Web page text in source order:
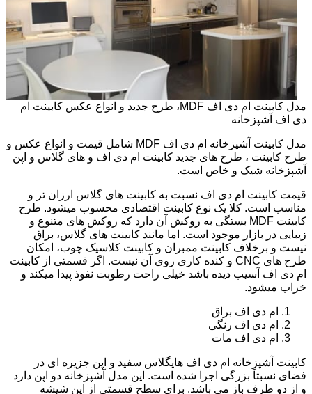
مدل کابینت ام دی اف MDF، طرح جدید و انواع عکس کابینت ام
دی اف آشپزخانه
مدل کابینت آشپزخانه ام دی اف MDF شامل قیمت و انواع عکس و
طرح کابینت ، طرح های جدید کابینت ام دی اف و های گلاس و اپن
آشپزخانه شیک و خاص است.
قیمت کابینت ام دی اف نسبت به کابینت های گلاس ارزان تر و
مناسب است. کلا یک نوع کابینت اقتصادی محسوب میشود. طرح
کابینت MDF بستگی به روکش آن دارد که روکش های متنوع و
زیبایی در بازار موجود است. اما مانند کابینت های گلاس، براق
نیست و برخلاف کابینت ممبران و کابینت کلاسیک چوب، امکان
طرح های CNC و کنده کاری روی آن نیست. اگر قسمتی از کابینت
ام دی اف آسیب دیده باشد خیلی راحت رطوبت نفوذ پیدا میکند و
خراب میشود.
ام دی اف براق
ام دی اف رنگی
ام دی اف مات
کابینت آشپزخانه ام دی اف هایگلاس سفید و اپن جزیره ای در
فضای نسبتاً بزرگی اجرا شده است. این مدل آشپزخانه دو اپن دارد
و از دو طرف باز می باشد. برای سطح قسمتی از اپن شیشه